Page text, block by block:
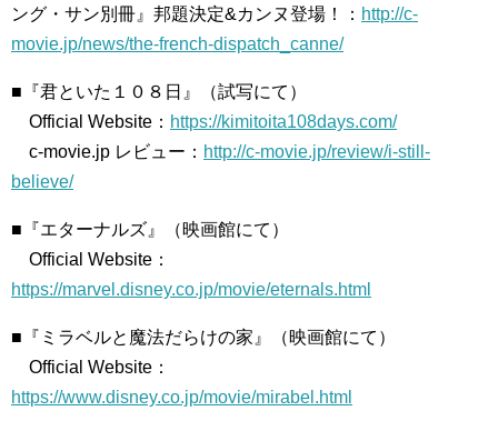
ング・サン別冊』邦題決定&カンヌ登場！： http://c-
movie.jp/news/the-french-dispatch_canne/
■『君といた１０８日』（試写にて）
Official Website： https://kimitoita108days.com/
c-movie.jp レビュー： http://c-movie.jp/review/i-still-
believe/
■『エターナルズ』（映画館にて）
Official Website：
https://marvel.disney.co.jp/movie/eternals.html
■『ミラベルと魔法だらけの家』（映画館にて）
Official Website：
https://www.disney.co.jp/movie/mirabel.html